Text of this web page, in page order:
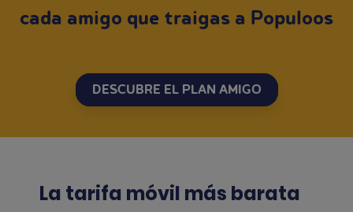
cada amigo que traigas a Populoos
DESCUBRE EL PLAN AMIGO
La tarifa móvil más barata